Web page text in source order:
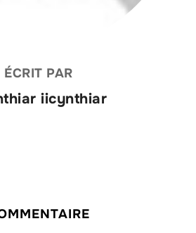
ÉCRIT PAR
iicynthiar